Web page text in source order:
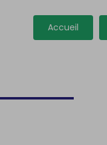
Accueil